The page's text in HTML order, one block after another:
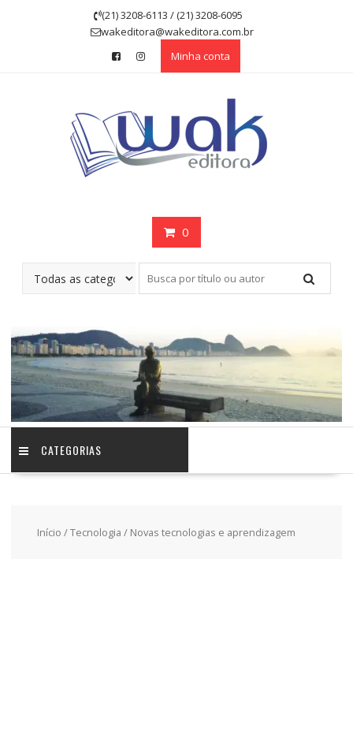
(21) 3208-6113 / (21) 3208-6095
wakeditora@wakeditora.com.br
Minha conta
0
CATEGORIAS
Início /Tecnologia / Novas tecnologias e aprendizagem